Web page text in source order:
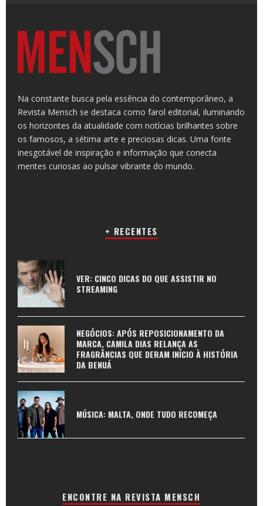
Na constante busca pela essência do contemporâneo, a
Revista Mensch se destaca como farol editorial, iluminando
os horizontes da atualidade com notícias brilhantes sobre
os famosos, a sétima arte e preciosas dicas. Uma fonte
inesgotável de inspiração e informação que conecta
mentes curiosas ao pulsar vibrante do mundo.
+ RECENTES
VER: CINCO DICAS DO QUE ASSISTIR NO
STREAMING
NEGÓCIOS: APÓS REPOSICIONAMENTO DA
MARCA, CAMILA DIAS RELANÇA AS
FRAGRÂNCIAS QUE DERAM INÍCIO À HISTÓRIA
DA BENUÁ
MÚSICA: MALTA, ONDE TUDO RECOMEÇA
ENCONTRE NA REVISTA MENSCH